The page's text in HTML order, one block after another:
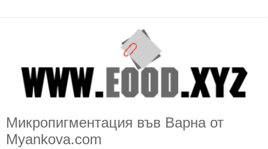
Микропигментация във Варна от
Myankova.com